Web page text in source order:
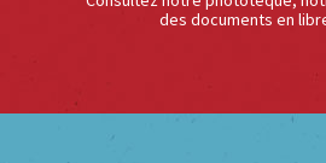
des documents en